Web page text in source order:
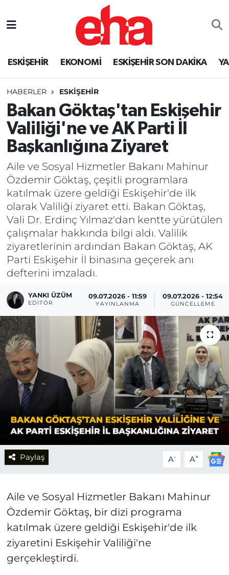
ESKİŞEHİR EKONOMİ ESKİŞEHİR SON DAKİKA
HABERLER ESKİŞEHİR
Bakan Göktaş'tan Eskişehir
Valiliği'ne ve AK Parti İl
Başkanlığına Ziyaret
Aile ve Sosyal Hizmetler Bakanı Mahinur
Özdemir Göktaş, çeşitli programlara
katılmak üzere geldiği Eskişehir'de ilk
olarak Valiliği ziyaret etti. Bakan Göktaş,
Vali Dr. Erdinç Yılmaz'dan kentte yürütülen
çalışmalar hakkında bilgi aldı. Valilik
ziyaretlerinin ardından Bakan Göktaş, AK
Parti Eskişehir İl binasına geçerek anı
defterini imzaladı.
YANKI ÜZÜM
EDITÖR
09.07.2026 - 11:59
YAYINLANMA
09.07.2026 - 12:54
GÜNCELLEME
Paylaş A- A+
Aile ve Sosyal Hizmetler Bakanı Mahinur
Özdemir Göktaş, bir dizi programa
katılmak üzere geldiği Eskişehir'de ilk
ziyaretini Eskişehir Valiliği'ne
gerçekleştirdi.